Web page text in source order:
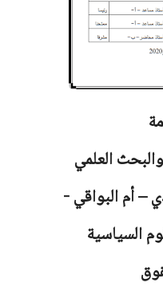
العلمي
– أم البواقي -
السياسية